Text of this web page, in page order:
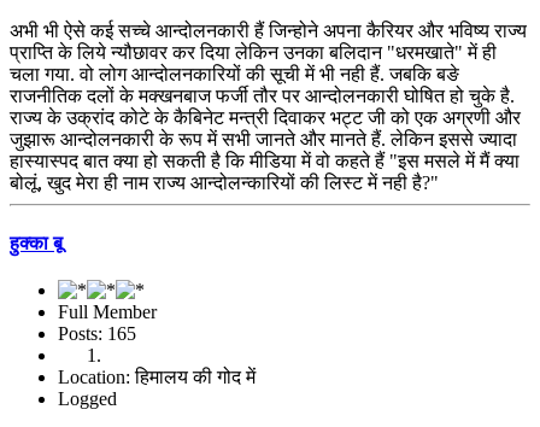
अभी भी ऐसे कई सच्चे आन्दोलनकारी हैं जिन्होने अपना कैरियर और भविष्य राज्य
प्राप्ति के लिये न्यौछावर कर दिया लेकिन उनका बलिदान "धरमखाते" में ही
चला गया. वो लोग आन्दोलनकारियों की सूची में भी नही हैं. जबकि बङे
राजनीतिक दलों के मक्खनबाज फर्जी तौर पर आन्दोलनकारी घोषित हो चुके है.
राज्य के उक्रांद कोटे के कैबिनेट मन्त्री दिवाकर भट्ट जी को एक अग्रणी और
जुझारू आन्दोलनकारी के रूप में सभी जानते और मानते हैं. लेकिन इससे ज्यादा
हास्यास्पद बात क्या हो सकती है कि मीडिया में वो कहते हैं "इस मसले में मैं क्या
बोलूं, खुद मेरा ही नाम राज्य आन्दोलन्कारियों की लिस्ट में नही है?"
हुक्का बू
Full Member
Posts: 165
Location: हिमालय की गोद में
Logged